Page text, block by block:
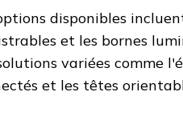
disponibles
et les bornes
variées comme
et les têtes